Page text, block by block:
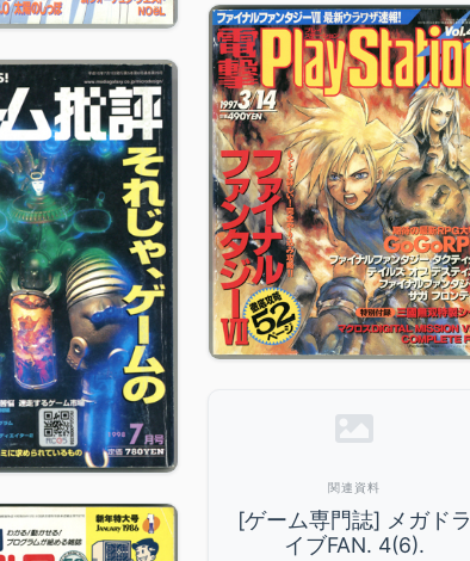
関連資料
[ゲーム専門誌] メガドラ
イブFAN. 4(6).